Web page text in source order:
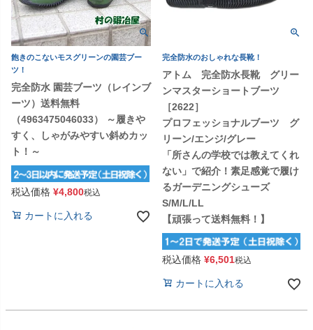
飽きのこないモスグリーンの園芸ブー
ツ！
完全防水 園芸ブーツ（レインブ
ーツ）送料無料
（4963475046033） ～履きや
すく、しゃがみやすい斜めカッ
ト！～
税込価格 ¥4,800税込
カートに入れる
完全防水のおしゃれな長靴！
アトム 完全防水長靴 グリー
ンマスターショートブーツ
［2622］
プロフェッショナルブーツ グ
リーン/エンジ/グレー
「所さんの学校では教えてくれ
ない」で紹介！素足感覚で履け
るガーデニングシューズ
S/M/L/LL
【頑張って送料無料！】
税込価格 ¥6,501税込
カートに入れる